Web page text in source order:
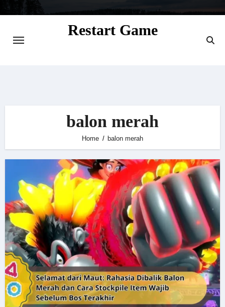
Restart Game
balon merah
Home balon merah